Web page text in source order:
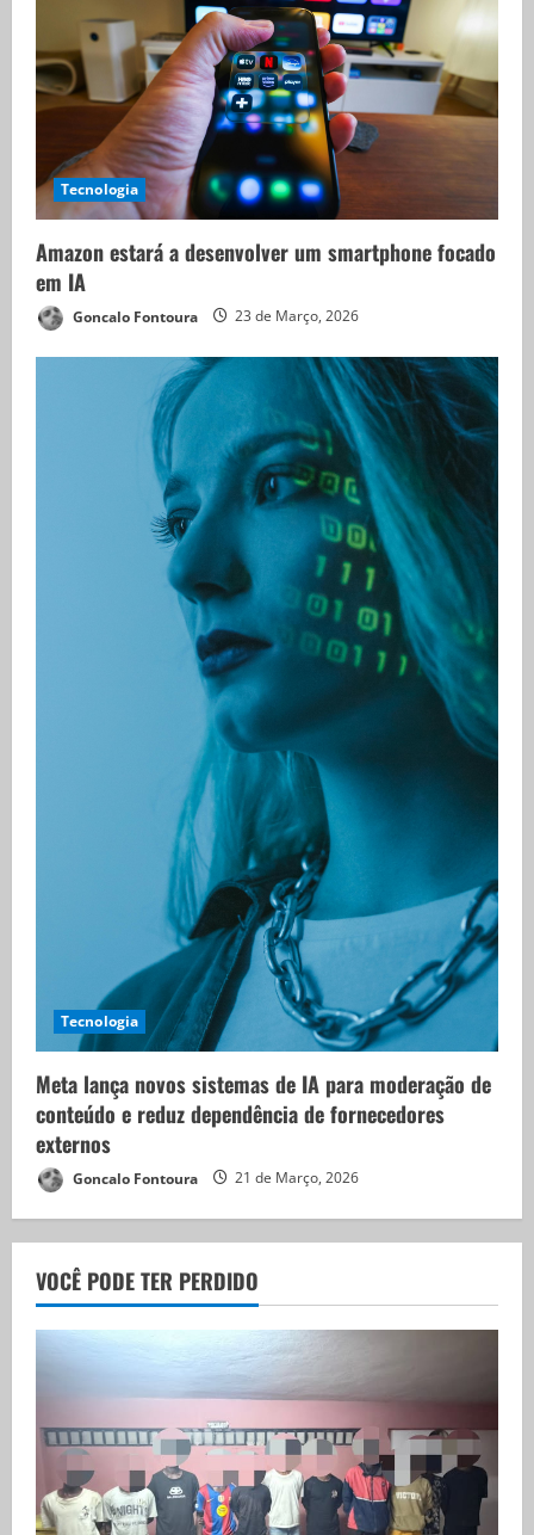
Tecnologia
Amazon estará a desenvolver um smartphone focado
em IA
Goncalo Fontoura 23 de Março, 2026
Tecnologia
Meta lança novos sistemas de IA para moderação de
conteúdo e reduz dependência de fornecedores
externos
Goncalo Fontoura 21 de Março, 2026
VOCÊ PODE TER PERDIDO